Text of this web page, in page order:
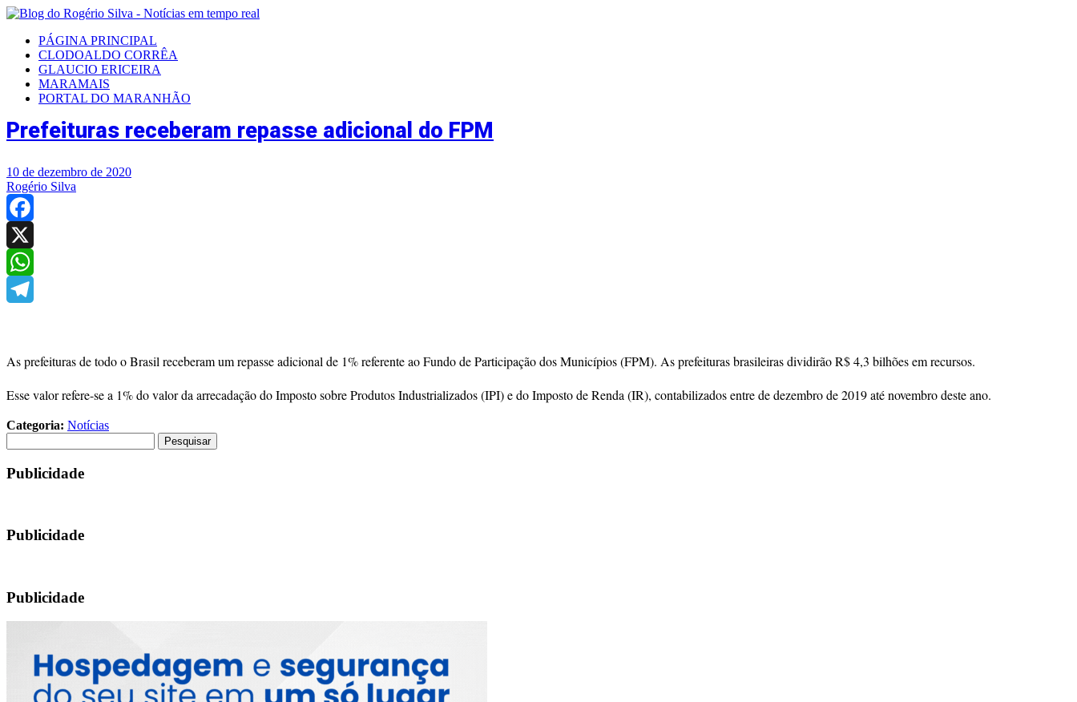
PÁGINA PRINCIPAL
CLODOALDO CORRÊA
GLAUCIO ERICEIRA
MARAMAIS
PORTAL DO MARANHÃO
Prefeituras receberam repasse adicional do FPM
10 de dezembro de 2020
Rogério Silva
Facebook
X
WhatsApp
As prefeituras de todo o Brasil receberam um repasse adicional de 1% referente ao Fundo de Participação dos Municípios (FPM). As prefeituras brasileiras dividirão R$ 4,3 bilhões em recursos.
Esse valor refere-se a 1% do valor da arrecadação do Imposto sobre Produtos Industrializados (IPI) e do Imposto de Renda (IR), contabilizados entre de dezembro de 2019 até novembro deste ano.
Categoria: Notícias
por:
Publicidade
Publicidade
Publicidade